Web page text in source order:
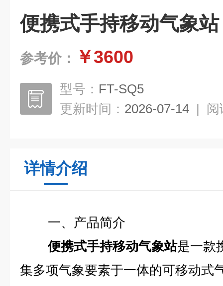
便携式手持移动气象站
参考价： ￥3600
型号： FT-SQ5
更新时间： 2026-07-14 | 阅
详情介绍
一、产品简介
便携式手持移动气象站是一款
集多项气象要素于一体的可移动式